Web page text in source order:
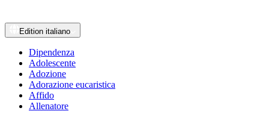
Edition italiano
Dipendenza
Adolescente
Adozione
Adorazione eucaristica
Affido
Allenatore